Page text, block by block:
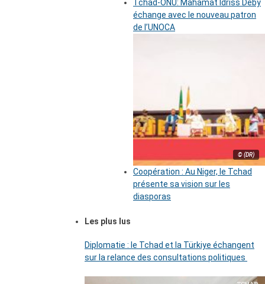
Tchad-ONU: Mahamat Idriss Deby
échange avec le nouveau patron
de l’UNOCA
© (DR)
Coopération : Au Niger, le Tchad
présente sa vision sur les
diasporas
Les plus lus
Diplomatie : le Tchad et la Türkiye échangent
sur la relance des consultations politiques